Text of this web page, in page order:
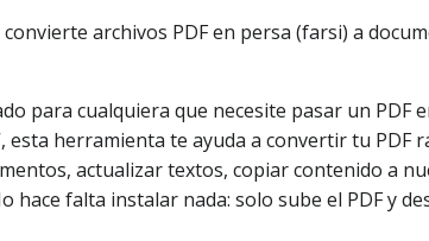
archivos PDF en persa (farsi) a
para cualquiera que necesite pasar un
esta herramienta te ayuda a convertir tu
actualizar textos, copiar contenido a
falta instalar nada: solo sube el PDF y